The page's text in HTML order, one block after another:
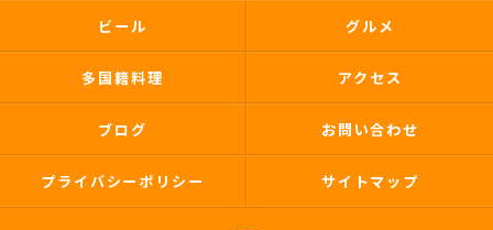
ビール グルメ
多国籍料理 アクセス
ブログ お問い合わせ
プライバシーポリシー サイトマップ